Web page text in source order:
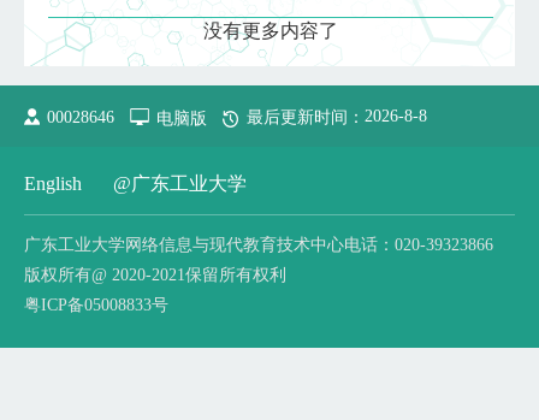
没有更多内容了
00028646 电脑版 最后更新时间： 2026-8-8
English @广东工业大学
广东工业大学网络信息与现代教育技术中心电话：020-39323866
版权所有@ 2020-2021保留所有权利
粤ICP备05008833号